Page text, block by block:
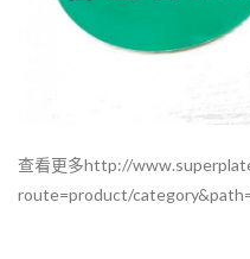
查看更多http://
route=product/